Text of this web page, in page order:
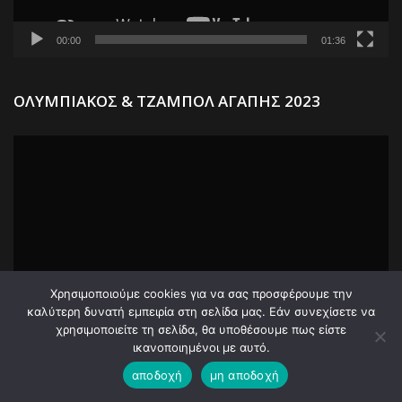
00:00 01:36
ΟΛΥΜΠΙΑΚΟΣ & ΤΖΑΜΠΟΛ ΑΓΑΠΗΣ 2023
00:00 00:29
Χρησιμοποιούμε cookies για να σας προσφέρουμε την
καλύτερη δυνατή εμπειρία στη σελίδα μας. Εάν συνεχίσετε να
χρησιμοποιείτε τη σελίδα, θα υποθέσουμε πως είστε
ικανοποιημένοι με αυτό.
αποδοχή
μη αποδοχή